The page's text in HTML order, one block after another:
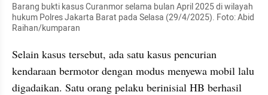
Barang bukti kasus Curanmor selama bulan April 2025 di wilayah
hukum Polres Jakarta Barat pada Selasa (29/4/2025). Foto: Abid
Raihan/kumparan
Selain kasus tersebut, ada satu kasus pencurian
kendaraan bermotor dengan modus menyewa mobil lalu
digadaikan. Satu orang pelaku berinisial HB berhasil